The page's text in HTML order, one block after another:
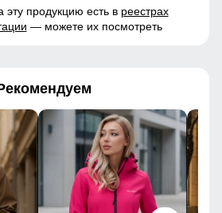
эту продукцию есть в реестрах
— можете их посмотреть